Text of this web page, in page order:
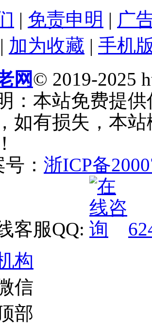
| 免责申明 | 广
| 加为收藏 | 手机
网© 2019-2025
：本站免费提
如有损失，本
： 浙ICP备
客服QQ:
构
信
部